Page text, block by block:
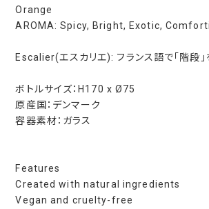
Orange
AROMA: Spicy, Bright, Exotic,
Escalier(エスカリエ): フランス語で「階段
ボトルサイズ：H170 x Ø75
原産国：デンマーク
容器素材：ガラス
Features
Created with natural ingredients
Vegan and cruelty-free